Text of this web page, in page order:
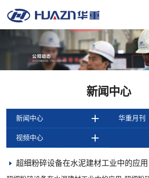
新闻中心
新闻中心 华重月刊
视频中心
超细粉碎设备在水泥建材工业中的应用